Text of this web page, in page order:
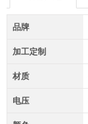
品牌
加工定制
材质
电压